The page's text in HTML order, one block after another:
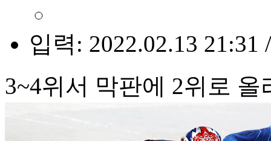
입력: 2022.02.13 21:31
3~4위서 막판에 2위로 올